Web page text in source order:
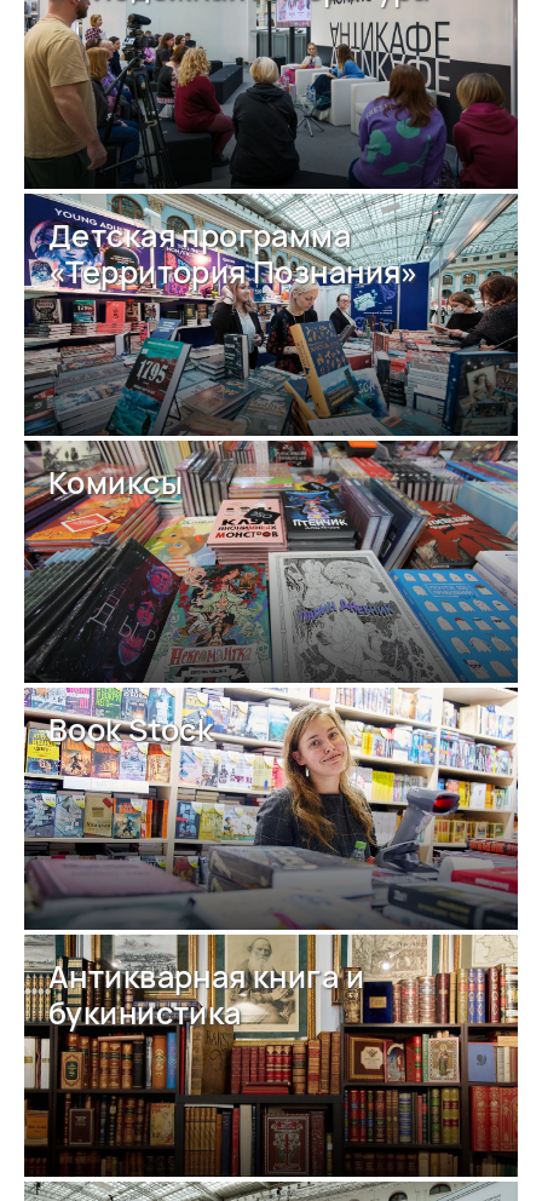
Детская программа
«Территория Познания»
Комиксы
Book Stock
Антикварная книга и
букинистика